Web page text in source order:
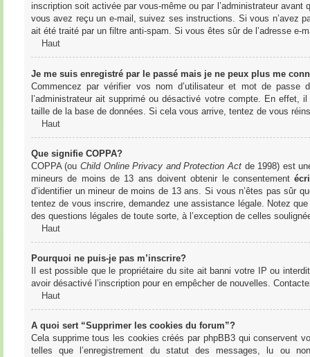
inscription soit activée par vous-même ou par l’administrateur
vous avez reçu un e-mail, suivez ses instructions. Si vous n’avez
ait été traité par un filtre anti-spam. Si vous êtes sûr de l’adresse e-
Haut
Je me suis enregistré par le passé mais je ne peux plus me
Commencez par vérifier vos nom d’utilisateur et mot de
l’administrateur ait supprimé ou désactivé votre compte. En effet,
taille de la base de données. Si cela vous arrive, tentez de vous
Haut
Que signifie COPPA?
COPPA (ouChild Online Privacy and Protection Act de 1998) est
mineurs de moins de 13 ans doivent obtenir le consentement
d’identifier un mineur de moins de 13 ans. Si vous n’êtes pas sûr
tentez de vous inscrire, demandez une assistance légale. Notez
des questions légales de toute sorte, à l’exception de celles
Haut
Pourquoi ne puis-je pas m’inscrire?
Il est possible que le propriétaire du site ait banni votre IP ou
avoir désactivé l’inscription pour en empêcher de nouvelles.
Haut
A quoi sert “Supprimer les cookies du forum”?
Cela supprime tous les cookies créés par phpBB3 qui conservent
telles que l’enregistrement du statut des messages, lu ou